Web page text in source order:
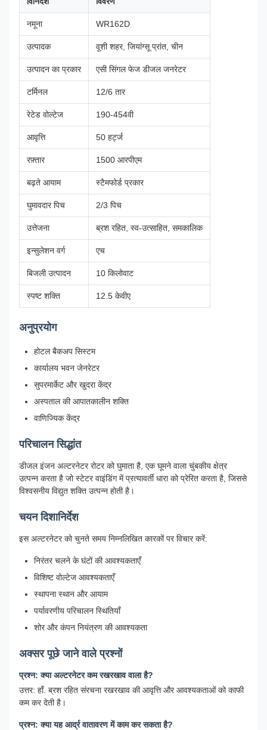
नमूना WR162D
उत्पादक वूशी शहर, जियांग्सू प्रांत, चीन
उत्पादन का प्रकार एसी सिंगल फेज डीजल जनरेटर
टर्मिनल 12/6 तार
रेटेड वोल्टेज 190-454वी
आवृत्ति 50 हर्ट्ज
रफ़्तार 1500 आरपीएम
बढ़ते आयाम स्टैमफोर्ड प्रकार
घुमावदार पिच 2/3 पिच
उत्तेजना ब्रश रहित, स्व-उत्साहित, समकालिक
इन्सुलेशन वर्ग एच
बिजली उत्पादन 10 किलोवाट
स्पष्ट शक्ति 12.5 केवीए
अनुप्रयोग
होटल बैकअप सिस्टम
कार्यालय भवन जेनरेटर
सुपरमार्केट और खुदरा केंद्र
अस्पताल की आपातकालीन शक्ति
वाणिज्यिक केंद्र
परिचालन सिद्धांत
डीजल इंजन अल्टरनेटर रोटर को घुमाता है, एक घूमने वाला चुंबकीय क्षेत्र
उत्पन्न करता है जो स्टेटर वाइंडिंग में प्रत्यावर्ती धारा को प्रेरित करता है, जिससे
विश्वसनीय विद्युत शक्ति उत्पन्न होती है।
चयन दिशानिर्देश
इस अल्टरनेटर को चुनते समय निम्नलिखित कारकों पर विचार करें:
निरंतर चलने के घंटों की आवश्यकताएँ
विशिष्ट वोल्टेज आवश्यकताएँ
स्थापना स्थान और आयाम
पर्यावरणीय परिचालन स्थितियाँ
शोर और कंपन नियंत्रण की आवश्यकता
अक्सर पूछे जाने वाले प्रश्नों
प्रश्न: क्या अल्टरनेटर कम रखरखाव वाला है?
उत्तर: हाँ. ब्रश रहित संरचना रखरखाव की आवृत्ति और आवश्यकताओं को काफी
कम कर देती है।
प्रश्न: क्या यह आर्द्र वातावरण में काम कर सकता है?